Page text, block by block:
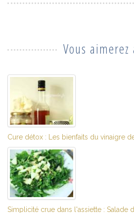
Vous aimerez
Cure détox : Les bienfaits du vinaigre
Simplicité crue dans l'assiette : Salade